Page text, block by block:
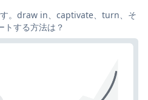
。draw in、captivate、turn、そ
トする方法は？